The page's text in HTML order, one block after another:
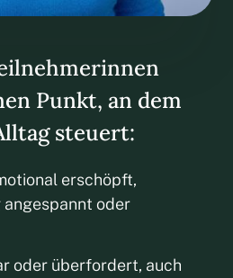
Punkt, an dem
steuert:
erschöpft,
oder
oder überfordert, auch